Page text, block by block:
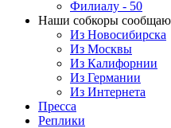
Филиалу - 50
Наши собкоры
Из Новосибирска
Из Москвы
Из Калифорнии
Из Германии
Из Интернета
Пресса
Реплики